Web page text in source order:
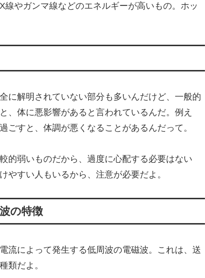
やガンマ線などのエネルギーが高いもの。ホッ
に解明されていない部分も多いんだけど、一般的
、体に悪影響があると言われているんだ。例え
ごすと、体調が悪くなることがあるんだって。
的弱いものだから、過度に心配する必要はない
やすい人もいるから、注意が必要だよ。
の特徴
流によって発生する低周波の電磁波。これは、送
類だよ。